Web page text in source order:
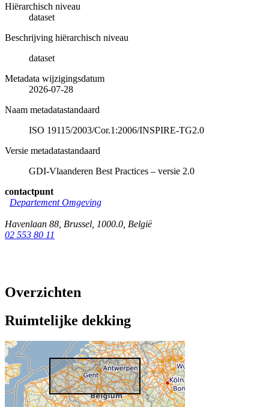
Hiërarchisch niveau
dataset
Beschrijving hiërarchisch niveau
dataset
Metadata wijzigingsdatum
2026-07-28
Naam metadatastandaard
ISO 19115/2003/Cor.1:2006/INSPIRE-TG2.0
Versie metadatastandaard
GDI-Vlaanderen Best Practices – versie 2.0
contactpunt
Departement Omgeving
Havenlaan 88 Brussel 1000.0 België
02 553 80 11
Overzichten
Ruimtelijke dekking